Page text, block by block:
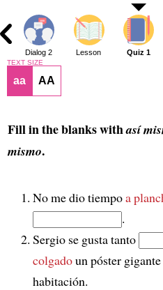
Dialog 2 Lesson Quiz 1
TEXT SIZE
aa AA
Fill in the blanks withasí
mismo.
No me dio tiempoa
.
Sergio se gusta tanto
colgadoun póster gigante
habitación.